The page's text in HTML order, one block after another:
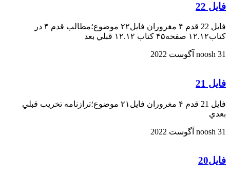
فايل 22
فايل 22 قدم ۴ مغروران فایل۲۲ موضوع؛مطالب قدم ۴ در
کتاب۱۲.۱۲ صفحه۴۵ کتاب ۱۲.۱۲ قبلي بعد
noosh 31 آگوست 2022
فايل 21
فايل 21 قدم ۴ مغروران فایل۲۱ موضوع؛ترازنامه تخریب قبلي
بعدي
noosh 31 آگوست 2022
فایل20